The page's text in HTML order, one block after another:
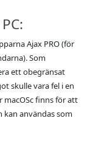
Ajax PRO (för
Som
ett obegränsat
skulle vara fel i en
macOSc finns för att
kan användas som